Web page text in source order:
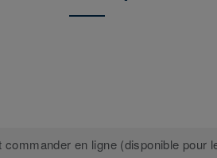
en ligne (disponible pour